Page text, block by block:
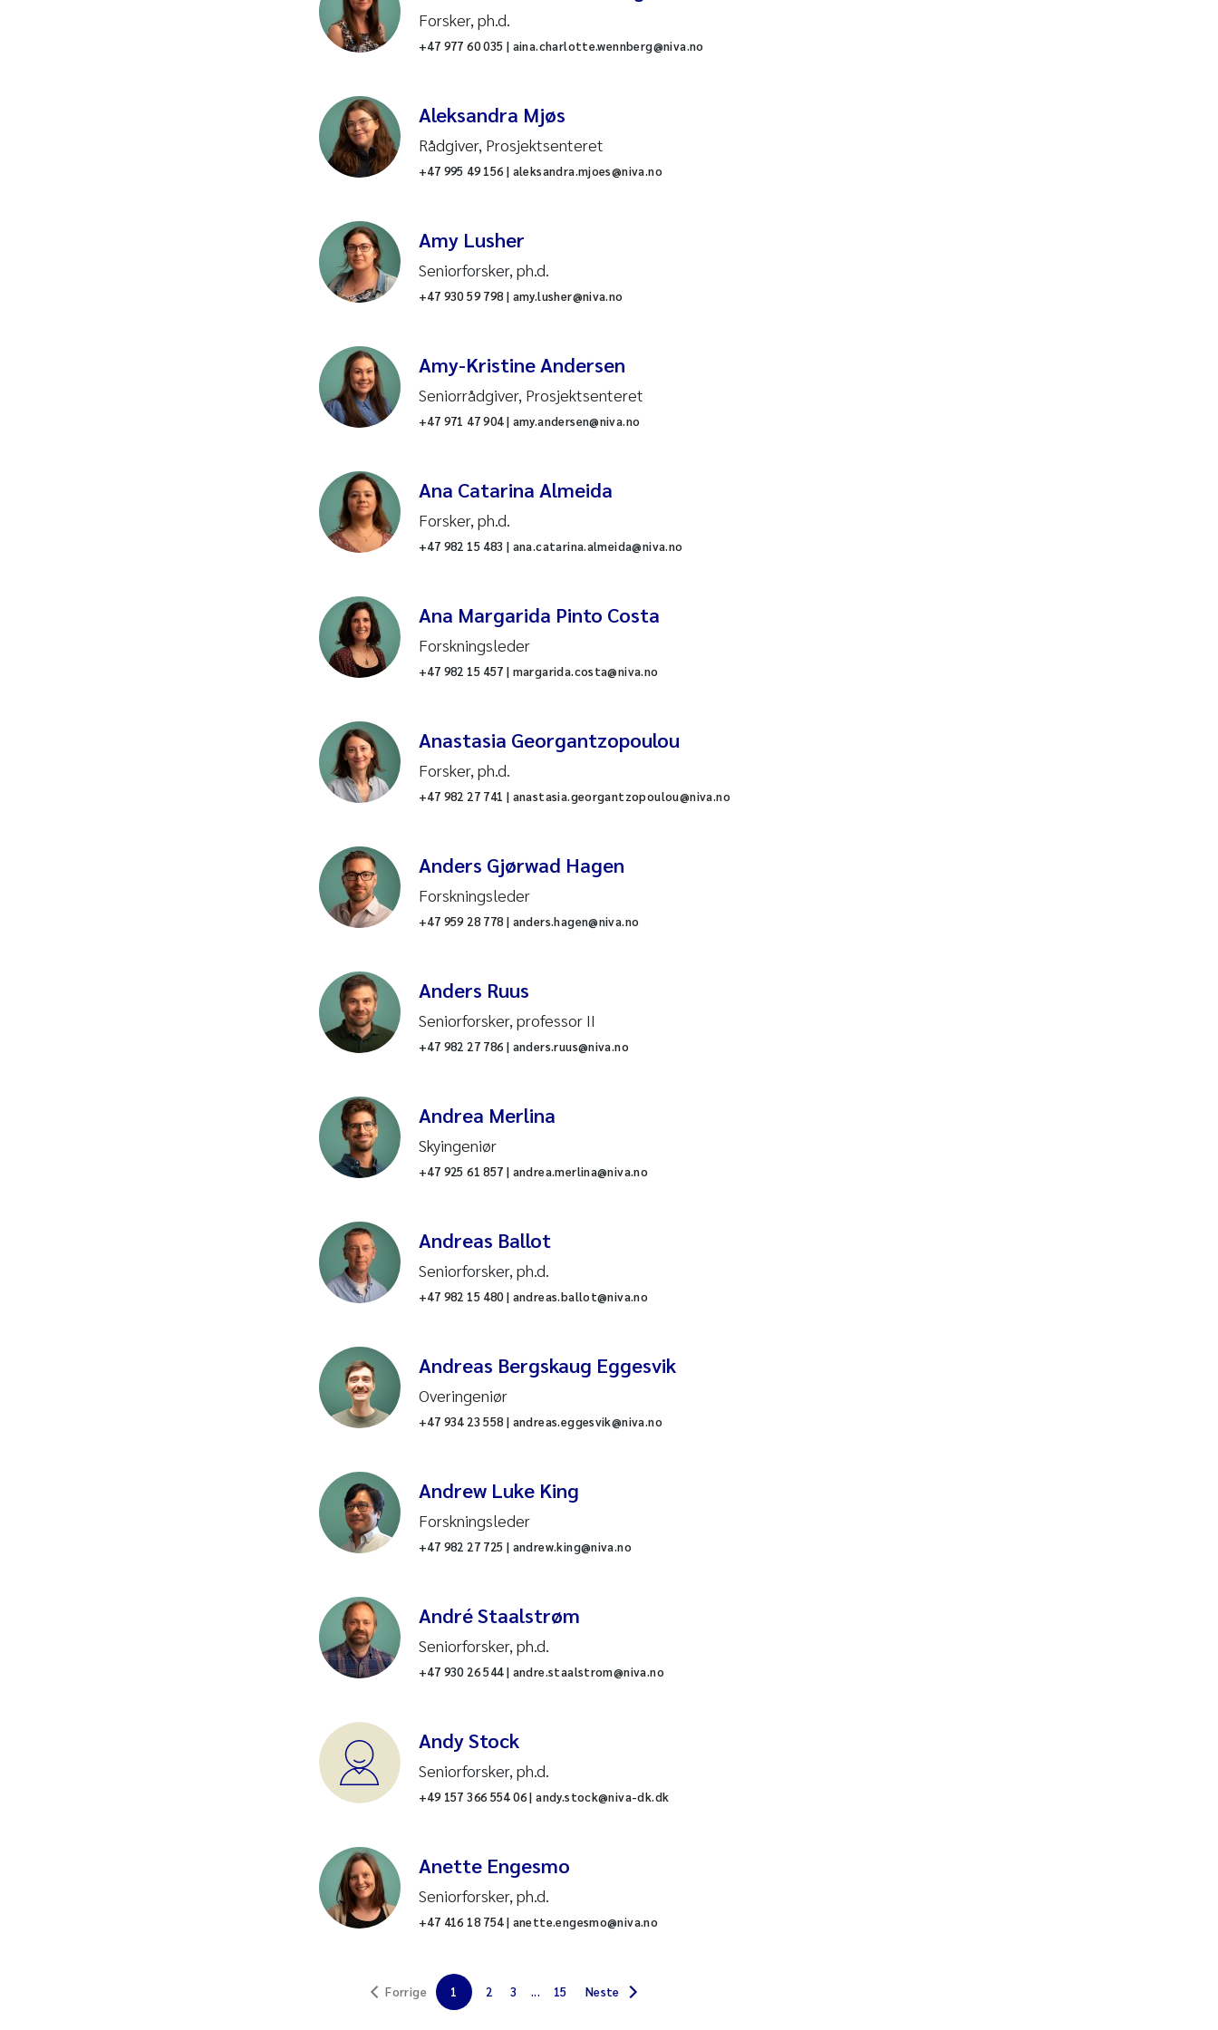
Invaderende arter
Kartlegging av naturtyper
Kjemikalier
Kvikksølv
Kystformørkning
Kystøkosystemer
Land-hav-interaksjoner
Legemidler
Mesokosmer og
eksperimenter
Mikroplast
Miljødata
Modellering
Nitrogen
Næringssalter
Oksygenforhold
Oseanografi
Per- og polyfluoralkylstoffer
(PFAS)
Planteplankton
Renseanlegg
Resirkulerende
akvakultursystem (RAS)
Sur nedbør
Taredyrking
Tungmetaller
Vannbehandling
Vannkvalitet
Vannplanter
Bærekraftig kyst
Globale løsninger
Samlet miljøpåvirkning
Urbant miljø
IT
Økonomi
Forurensninger og
miljøteknologi
Forsker, ph.d.
+47 977 60 035 | aina.charlotte.wennberg@niva.no
Aleksandra Mjøs
Rådgiver, Prosjektsenteret
+47 995 49 156 | aleksandra.mjoes@niva.no
Amy Lusher
Seniorforsker, ph.d.
+47 930 59 798 | amy.lusher@niva.no
Amy-Kristine Andersen
Seniorrådgiver, Prosjektsenteret
+47 971 47 904 | amy.andersen@niva.no
Ana Catarina Almeida
Forsker, ph.d.
+47 982 15 483 | ana.catarina.almeida@niva.no
Ana Margarida Pinto Costa
Forskningsleder
+47 982 15 457 | margarida.costa@niva.no
Anastasia Georgantzopoulou
Forsker, ph.d.
+47 982 27 741 | anastasia.georgantzopoulou@niva.no
Anders Gjørwad Hagen
Forskningsleder
+47 959 28 778 | anders.hagen@niva.no
Anders Ruus
Seniorforsker, professor II
+47 982 27 786 | anders.ruus@niva.no
Andrea Merlina
Skyingeniør
+47 925 61 857 | andrea.merlina@niva.no
Andreas Ballot
Seniorforsker, ph.d.
+47 982 15 480 | andreas.ballot@niva.no
Andreas Bergskaug Eggesvik
Overingeniør
+47 934 23 558 | andreas.eggesvik@niva.no
Andrew Luke King
Forskningsleder
+47 982 27 725 | andrew.king@niva.no
André Staalstrøm
Seniorforsker, ph.d.
+47 930 26 544 | andre.staalstrom@niva.no
Andy Stock
Seniorforsker, ph.d.
+49 157 366 554 06 | andy.stock@niva-dk.dk
Anette Engesmo
Seniorforsker, ph.d.
+47 416 18 754 | anette.engesmo@niva.no
Forrige 1 2 3 ... 15 Neste